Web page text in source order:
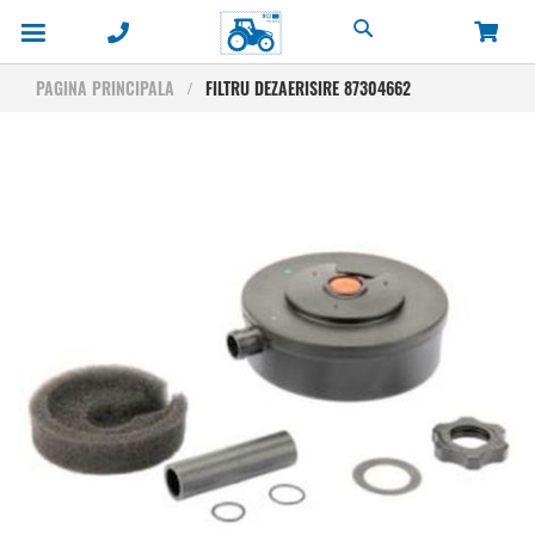
Cautare
PAGINA PRINCIPALA FILTRU DEZAERISIRE 87304662